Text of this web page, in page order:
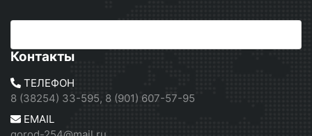
Контакты
ТЕЛЕФОН
8 (38254) 33-595, 8 (901) 607-57-95
EMAIL